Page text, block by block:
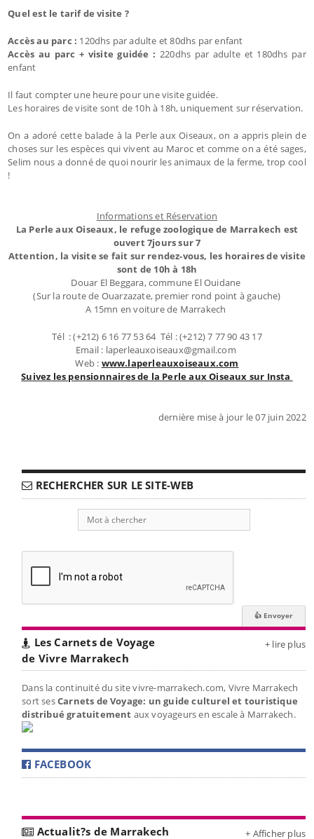
Quel est le tarif de visite ?
Accès au parc : 120dhs par adulte et 80dhs par enfant
Accès au parc + visite guidée : 220dhs par adulte et 180dhs par
enfant
Il faut compter une heure pour une visite guidée.
Les horaires de visite sont de 10h à 18h, uniquement sur réservation.
On a adoré cette balade à la Perle aux Oiseaux, on a appris plein de
choses sur les espèces qui vivent au Maroc et comme on a été sages,
Selim nous a donné de quoi nourir les animaux de la ferme, trop cool
!
Informations et Réservation
La Perle aux Oiseaux, le refuge zoologique de Marrakech est
ouvert 7jours sur 7
Attention, la visite se fait sur rendez-vous, les horaires de visite
sont de 10h à 18h
Douar El Beggara, commune El Ouidane
(Sur la route de Ouarzazate, premier rond point à gauche)
A 15mn en voiture de Marrakech
Tél : (+212) 6 16 77 53 64 Tél : (+212) 7 77 90 43 17
Email : laperleauxoiseaux@gmail.com
Web : www.laperleauxoiseaux.com
Suivez les pensionnaires de la Perle aux Oiseaux sur Insta
dernière mise à jour le 07 juin 2022
RECHERCHER SUR LE SITE-WEB
Les Carnets de Voyage
de Vivre Marrakech
+ lire plus
Dans la continuité du site vivre-marrakech.com, Vivre Marrakech
sort sesCarnets de Voyage: un guide culturel et touristique
distribué gratuitement aux voyageurs en escale à Marrakech.
FACEBOOK
Actualit?s de Marrakech + Afficher plus